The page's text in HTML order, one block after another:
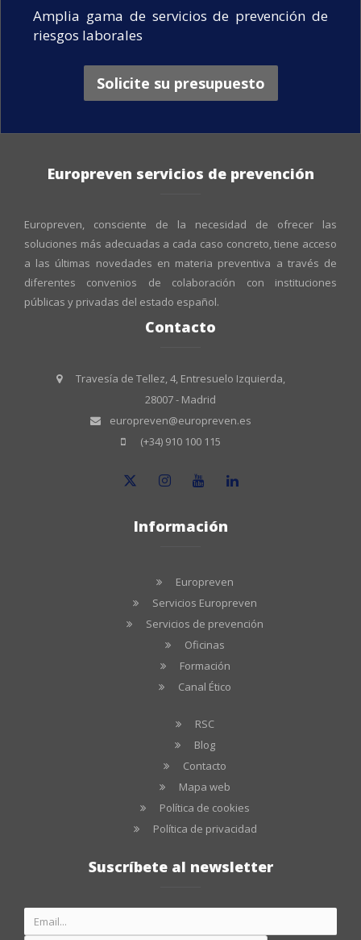
Amplia gama de servicios de prevención de
riesgos laborales
Solicite su presupuesto
Europreven servicios de prevención
Europreven, consciente de la necesidad de ofrecer las
soluciones más adecuadas a cada caso concreto, tiene acceso
a las últimas novedades en materia preventiva a través de
diferentes convenios de colaboración con instituciones
públicas y privadas del estado español.
Contacto
Travesía de Tellez, 4, Entresuelo Izquierda,
28007 - Madrid
europreven@europreven.es
(+34) 910 100 115
Información
Europreven
Servicios Europreven
Servicios de prevención
Oficinas
Formación
Canal Ético
RSC
Blog
Contacto
Mapa web
Política de cookies
Política de privacidad
Suscríbete al newsletter